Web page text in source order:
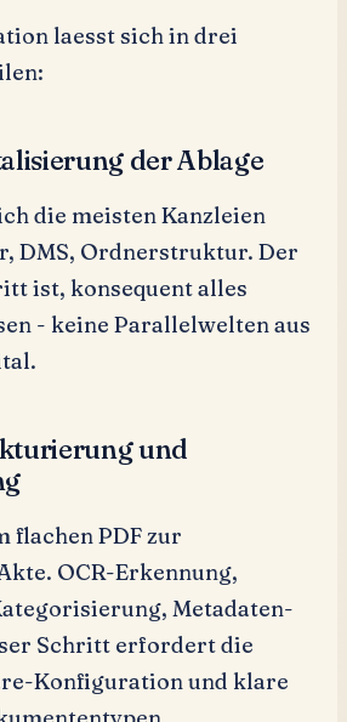
laesst sich in drei
der Ablage
die meisten Kanzleien
DMS, Ordnerstruktur. Der
ist, konsequent alles
- keine Parallelwelten aus
und
flachen PDF zur
OCR-Erkennung,
Metadaten-
Schritt erfordert die
Konfiguration und klare